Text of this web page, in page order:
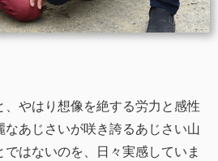
やはり想像を絶する労力と感性
なあじさいが咲き誇るあじさい山
はないのを、日々実感していま